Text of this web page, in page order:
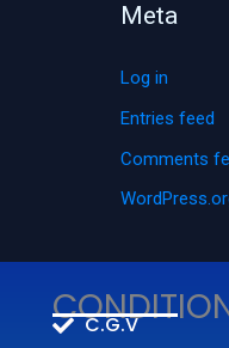
Meta
Log in
Entries feed
Comments
C.G.V